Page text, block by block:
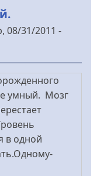
08/31/2011 -
умный. Мозг
в одной